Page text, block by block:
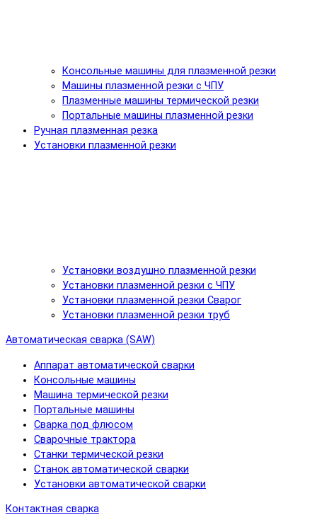
Консольные машины для плазменной резки
Машины плазменной резки с ЧПУ
Плазменные машины термической резки
Портальные машины плазменной резки
Ручная плазменная резка
Установки плазменной резки
Установки воздушно плазменной резки
Установки плазменной резки с ЧПУ
Установки плазменной резки Сварог
Установки плазменной резки труб
Автоматическая сварка (SAW)
Аппарат автоматической сварки
Консольные машины
Машина термической резки
Портальные машины
Сварка под флюсом
Сварочные трактора
Станки термической резки
Станок автоматической сварки
Установки автоматической сварки
Контактная сварка